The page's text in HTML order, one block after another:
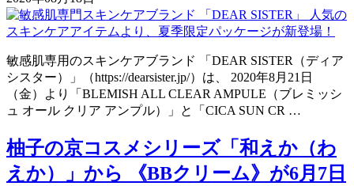
敏感肌専用のスキンケアブランド 「DEAR SISTER（ディア
シスター）」（https://dearsister.jp/）は、 2020年8月21日
（金）より「BLEMISH ALL CLEAR AMPULE（ブレミッシ
ュ オール クリア アンプル）」と「CICA SUN CR …
柚子の京コスメシリーズ「和えか（わ
えか）」から 《BBクリーム》が6月7日